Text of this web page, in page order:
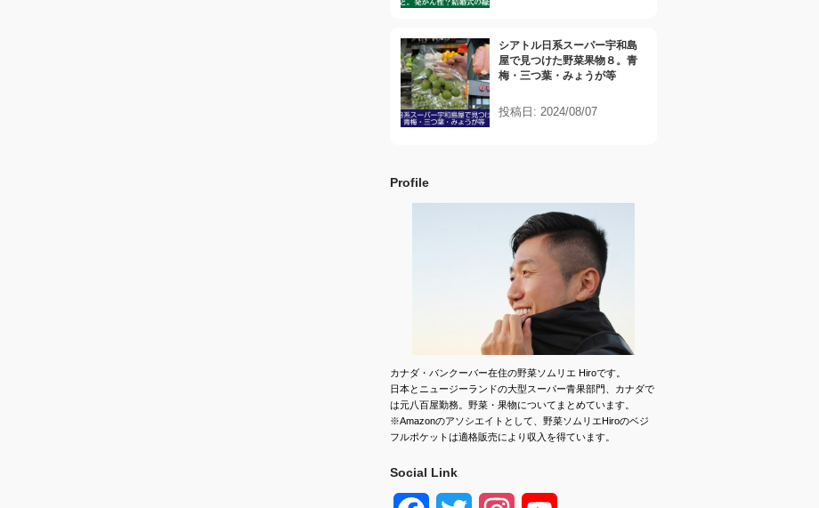
シアトル日系スーパー宇和島
屋で見つけた野菜果物８。青
梅・三つ葉・みょうが等
投稿日: 2024/08/07
Profile
カナダ・バンクーバー在住の野菜ソムリエ Hiroです。
日本とニュージーランドの大型スーパー青果部門、カナダで
は元八百屋勤務。野菜・果物についてまとめています。
※Amazonのアソシエイトとして、野菜ソムリエHiroのベジ
フルポケットは適格販売により収入を得ています。
Social Link